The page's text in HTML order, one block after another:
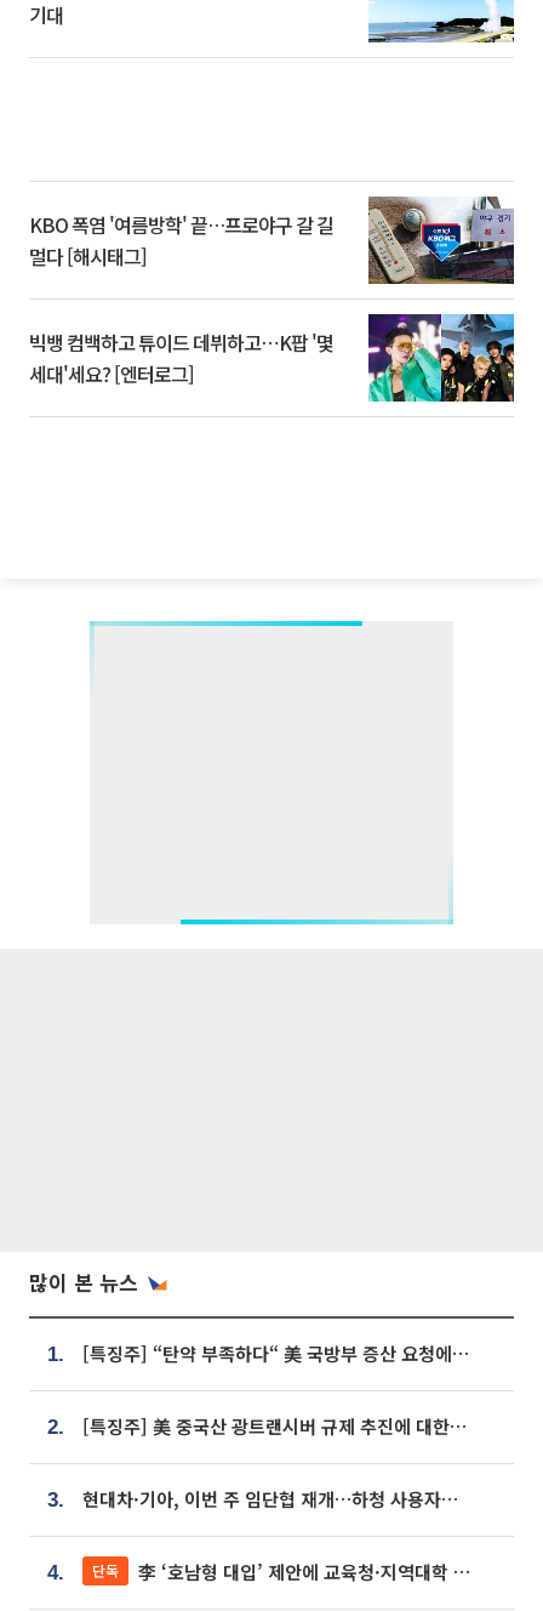
기대
KBO 폭염 '여름방학' 끝…프로야구 갈 길
멀다 [해시태그]
빅뱅 컴백하고 튜이드 데뷔하고⋯K팝 '몇
세대'세요? [엔터로그]
많이 본 뉴스
1. [특징주] “탄약 부족하다“ 美 국방부 증산 요청에⋯국내 방산주 급등세
2. [특징주] 美 중국산 광트랜시버 규제 추진에 대한광통신 등 광통신株 강세
3. 현대차·기아, 이번 주 임단협 재개…하청 사용자성 재심도 ‘변수’
4. 단독 李 ‘호남형 대입’ 제안에 교육청·지역대학 서·논술형 입시 연계 '착수'